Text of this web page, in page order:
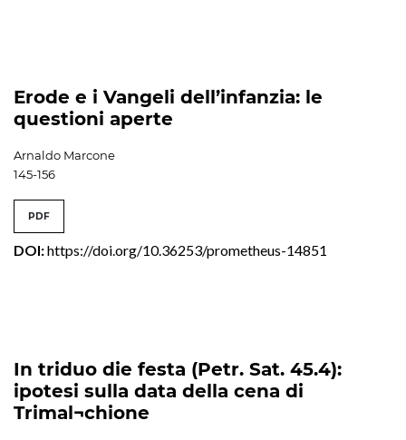
Erode e i Vangeli dell’infanzia: le
questioni aperte
Arnaldo Marcone
145-156
PDF
DOI:https://doi.org/10.36253/prometheus-14851
In triduo die festa (Petr. Sat. 45.4):
ipotesi sulla data della cena di
Trimal¬chione